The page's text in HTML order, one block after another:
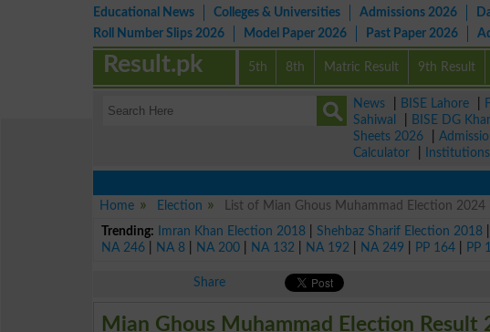
Educational News Colleges & Universities Admissions 2026
Roll Number Slips 2026
Model Paper 2026 Past Paper 2026
5th 8th Matric Result 9th Result
Result.pk
News BISE Lahore
Sahiwal
BISE DG
Sheets 2026
Calculator
Home
Election
List of Mian Ghous Muhammad Election 2024
Trending:
Imran Khan Election 2018 |Shehbaz Sharif Election 2018
NA 246
NA 8 NA 200 NA 132 NA 192 NA 249 PP 164 PP
Share
Mian Ghous Muhammad Election Result